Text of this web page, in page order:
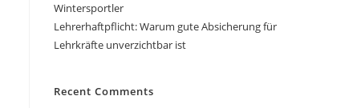
Wintersportler
Lehrerhaftpflicht: Warum gute Absicherung für
Lehrkräfte unverzichtbar ist
Recent Comments